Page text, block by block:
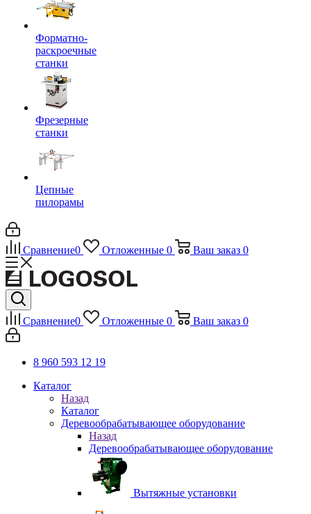
Форматно-
раскроечные
станки
Фрезерные
станки
Цепные
пилорамы
Сравнение0 Отложенные 0 Ваш заказ 0
Сравнение0 Отложенные 0 Ваш заказ 0
8 960 593 12 19
Каталог
Назад
Каталог
Деревообрабатывающее оборудование
Назад
Деревообрабатывающее оборудование
Вытяжные установки